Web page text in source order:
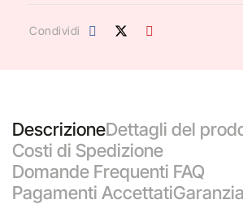
Condividi
DescrizioneDettagli del
Costi di Spedizione
Domande Frequenti FAQ
Pagamenti AccettatiGaranzia